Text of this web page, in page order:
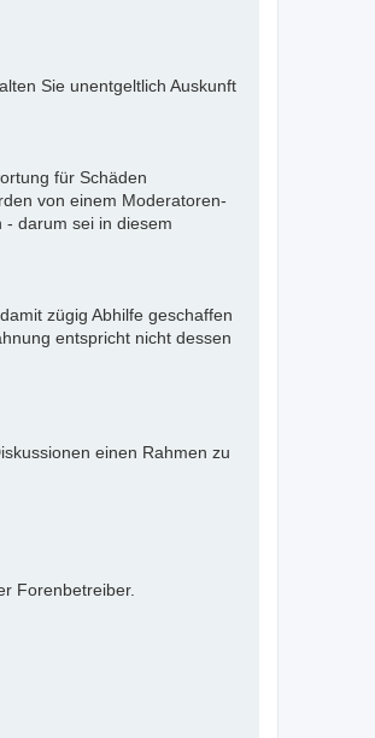
Sie unentgeltlich Auskunft
für Schäden
von einem Moderatoren-
- darum sei in diesem
zügig Abhilfe geschaffen
entspricht nicht dessen
einen Rahmen zu
Forenbetreiber.